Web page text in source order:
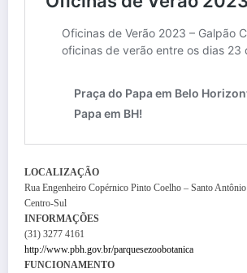
LOCALIZAÇÃO
Rua Engenheiro Copérnico Pinto Coelho – Santo Antônio
Centro-Sul
INFORMAÇÕES
(31) 3277 4161
http://www.pbh.gov.br/parquesezoobotanica
FUNCIONAMENTO